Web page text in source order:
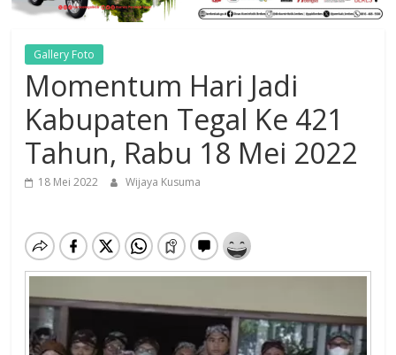
Gallery Foto
Momentum Hari Jadi
Kabupaten Tegal Ke 421
Tahun, Rabu 18 Mei 2022
18 Mei 2022 Wijaya Kusuma